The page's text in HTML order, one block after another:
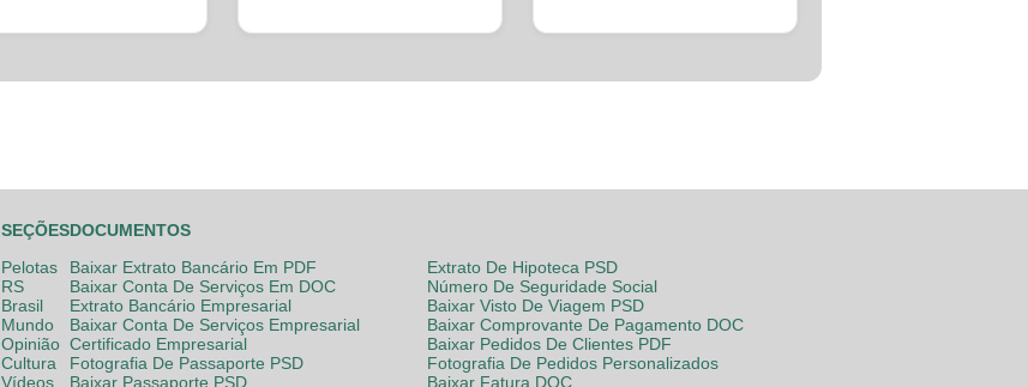
SEÇÕES
Pelotas
RS
Brasil
Mundo
Opinião
Cultura
Vídeos
DOCUMENTOS
Baixar Extrato Bancário Em PDF
Baixar Conta De Serviços Em DOC
Extrato Bancário Empresarial
Baixar Conta De Serviços Empresarial
Certificado Empresarial
Fotografia De Passaporte PSD
Baixar Passaporte PSD
Extrato De Hipoteca PSD
Número De Seguridade Social
Baixar Visto De Viagem PSD
Baixar Comprovante De Pagamento DOC
Baixar Pedidos De Clientes PDF
Fotografia De Pedidos Personalizados
Baixar Fatura DOC